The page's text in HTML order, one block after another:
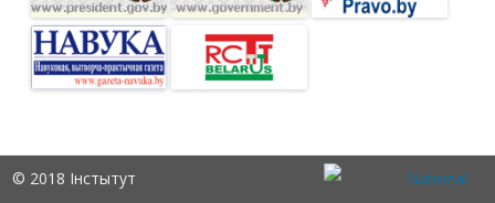
© 2018 Інстытут